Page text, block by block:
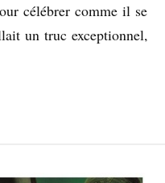
célébrer comme il se
un truc exceptionnel,